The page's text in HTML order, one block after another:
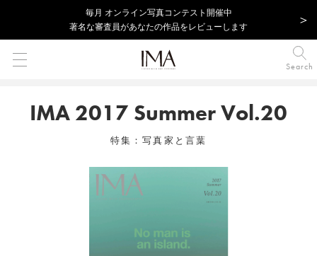
毎⽉ オンライン写真コンテスト開催中
著名な審査員があなたの作品をレビューします
Search
IMA 2017 Summer Vol.20
特集：写真家と言葉